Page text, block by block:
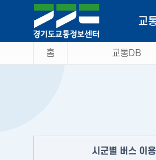
교
우회
홈 교통DB
시군별 버스 이